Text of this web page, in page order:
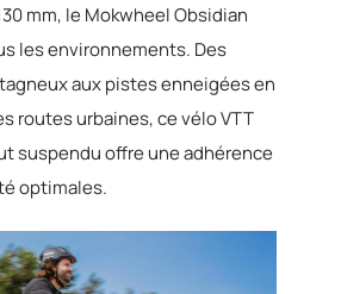
mm, le Mokwheel Obsidian
les environnements. Des
aux pistes enneigées en
routes urbaines, ce vélo VTT
suspendu offre une adhérence
optimales.